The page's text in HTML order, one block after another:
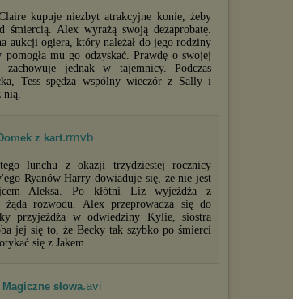
kupuje niezbyt atrakcyjne konie, żeby
śmiercią. Alex wyrażą swoją dezaprobatę.
aukcji ogiera, który należał do jego rodziny
mu go odzyskać. Prawdę o swojej
zachowuje jednak w tajemnicy. Podczas
Tess spędza wspólny wieczór z Sally i
nią.
z kart.rmvb
lunchu z okazji trzydziestej rocznicy
Ryanów Harry dowiaduje się, że nie jest
Aleksa. Po kłótni Liz wyjeżdża z
rozwodu. Alex przeprowadza się do
przyjeżdża w odwiedziny Kylie, siostra
jej się to, że Becky tak szybko po śmierci
się z Jakem.
słowa.avi